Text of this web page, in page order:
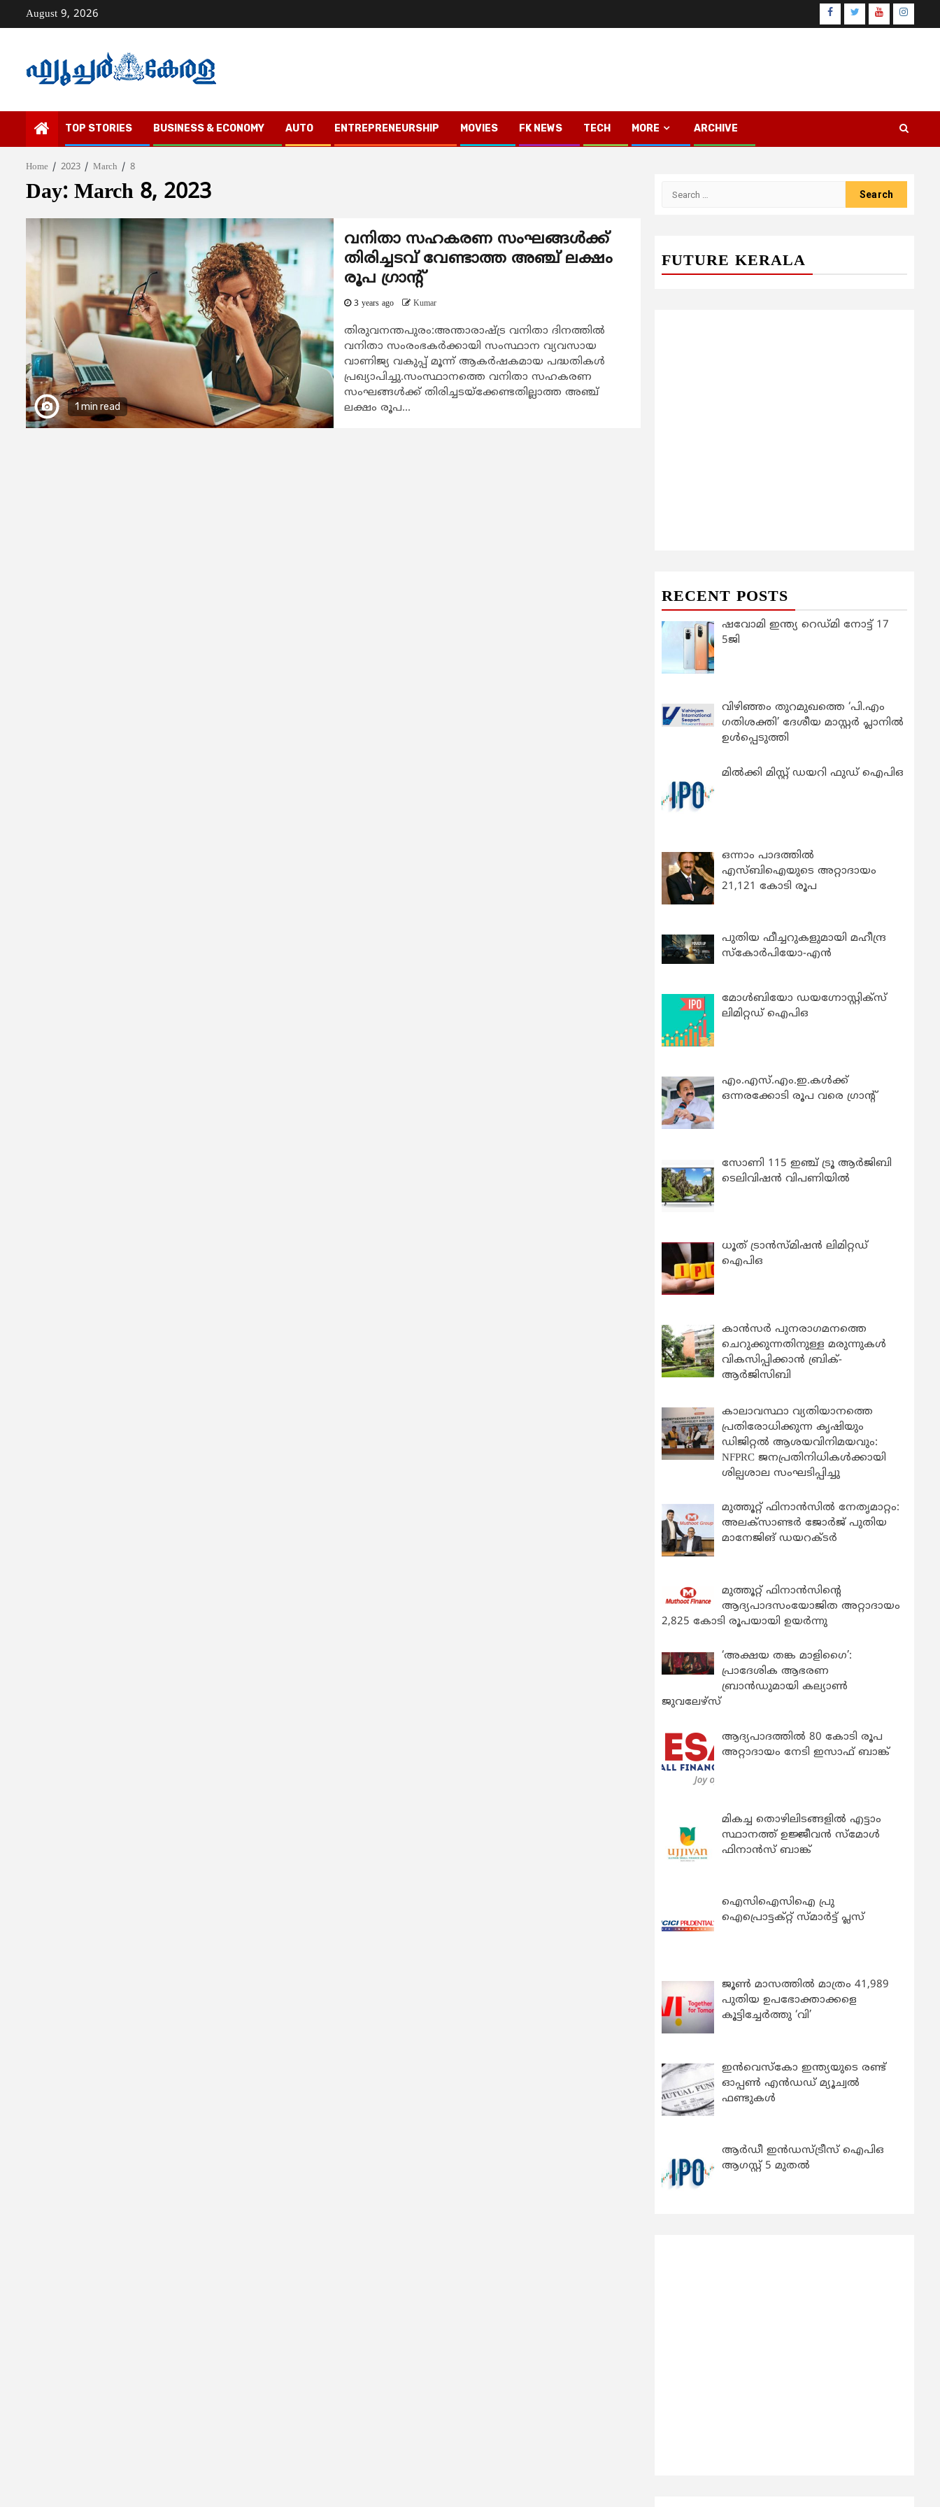
August 9, 2026 Facebook
TwitterYoutube
TOP STORIES BUSINESS & ECONOMY AUTO ENTREPRENEURSHIP MOVIES FK NEWS TECH MORE ARCHIVE
Home 2023 March 8
Day: March 8, 2023
1 min read
വനിതാ സഹകരണ സംഘങ്ങൾക്ക്
തിരിച്ചടവ് വേണ്ടാത്ത അഞ്ച് ലക്ഷം
രൂപ ഗ്രാന്റ്
3 years ago Kumar
തിരുവനന്തപുരം:അന്താരാഷ്ട്ര വനിതാ ദിനത്തിൽ
വനിതാ സംരംഭകർക്കായി സംസ്ഥാന വ്യവസായ
വാണിജ്യ വകുപ്പ് മൂന്ന് ആകർഷകമായ പദ്ധതികൾ
പ്രഖ്യാപിച്ചു.സംസ്ഥാനത്തെ വനിതാ സഹകരണ
സംഘങ്ങൾക്ക് തിരിച്ചടയ്‌ക്കേണ്ടതില്ലാത്ത അഞ്ച്
ലക്ഷം രൂപ...
FUTURE KERALA
RECENT POSTS
ഷവോമി ഇന്ത്യ റെഡ്മി നോട്ട് 17
5ജി
വിഴിഞ്ഞം തുറമുഖത്തെ ‘പി.എം
ഗതിശക്തി’ ദേശീയ മാസ്റ്റർ പ്ലാനിൽ
ഉൾപ്പെടുത്തി
മിൽക്കി മിസ്റ്റ് ഡയറി ഫുഡ് ഐപിഒ
ഒന്നാം പാദത്തിൽ
എസ്ബിഐയുടെ അറ്റാദായം
21,121 കോടി രൂപ
പുതിയ ഫീച്ചറുകളുമായി മഹീന്ദ്ര
സ്കോർപിയോ-എൻ
മോൾബിയോ ഡയഗ്നോസ്റ്റിക്സ്
ലിമിറ്റഡ് ഐപിഒ
എം.എസ്.എം.ഇ.കൾക്ക്
ഒന്നരക്കോടി രൂപ വരെ ഗ്രാന്റ്
സോണി 115 ഇഞ്ച് ട്രൂ ആർജിബി
ടെലിവിഷൻ വിപണിയിൽ
ധൂത് ട്രാൻസ്മിഷൻ ലിമിറ്റഡ്
ഐപിഒ
കാന്‍സര്‍ പുനരാഗമനത്തെ
ചെറുക്കുന്നതിനുള്ള മരുന്നുകള്‍
വികസിപ്പിക്കാന്‍ ബ്രിക്-
ആര്‍ജിസിബി
കാലാവസ്ഥാ വ്യതിയാനത്തെ
പ്രതിരോധിക്കുന്ന കൃഷിയും
ഡിജിറ്റൽ ആശയവിനിമയവും:
NFPRC ജനപ്രതിനിധികൾക്കായി
ശില്പശാല സംഘടിപ്പിച്ചു
മുത്തൂറ്റ് ഫിനാൻസിൽ നേതൃമാറ്റം:
അലക്സാണ്ടർ ജോർജ് പുതിയ
മാനേജിങ് ഡയറക്ടർ
മുത്തൂറ്റ് ഫിനാൻസിന്റെ
ആദ്യപാദസംയോജിത അറ്റാദായം
2,825 കോടി രൂപയായി ഉയർന്നു
‘അക്ഷയ തങ്ക മാളിഗൈ’:
പ്രാദേശിക ആഭരണ
ബ്രാന്‍ഡുമായി കല്യാണ്‍
ജുവലേഴ്‌സ്
ആദ്യപാദത്തിൽ 80 കോടി രൂപ
അറ്റാദായം നേടി ഇസാഫ് ബാങ്ക്
മികച്ച തൊഴിലിടങ്ങളിൽ എട്ടാം
സ്ഥാനത്ത് ഉജ്ജീവൻ സ്മോൾ
ഫിനാൻസ് ബാങ്ക്
ഐസിഐസിഐ പ്രു
ഐപ്രൊട്ടക്റ്റ് സ്മാർട്ട് പ്ലസ്
ജൂൺ മാസത്തിൽ മാത്രം 41,989
പുതിയ ഉപഭോക്താക്കളെ
കൂട്ടിച്ചേർത്തു ‘വി’
ഇന്‍വെസ്കോ ഇന്ത്യയുടെ രണ്ട്
ഓപ്പണ്‍ എന്‍ഡഡ് മ്യൂച്വല്‍
ഫണ്ടുകള്‍
ആർഡീ ഇൻഡസ്ട്രീസ് ഐപിഒ
ആഗസ്റ്റ് 5 മുതൽ